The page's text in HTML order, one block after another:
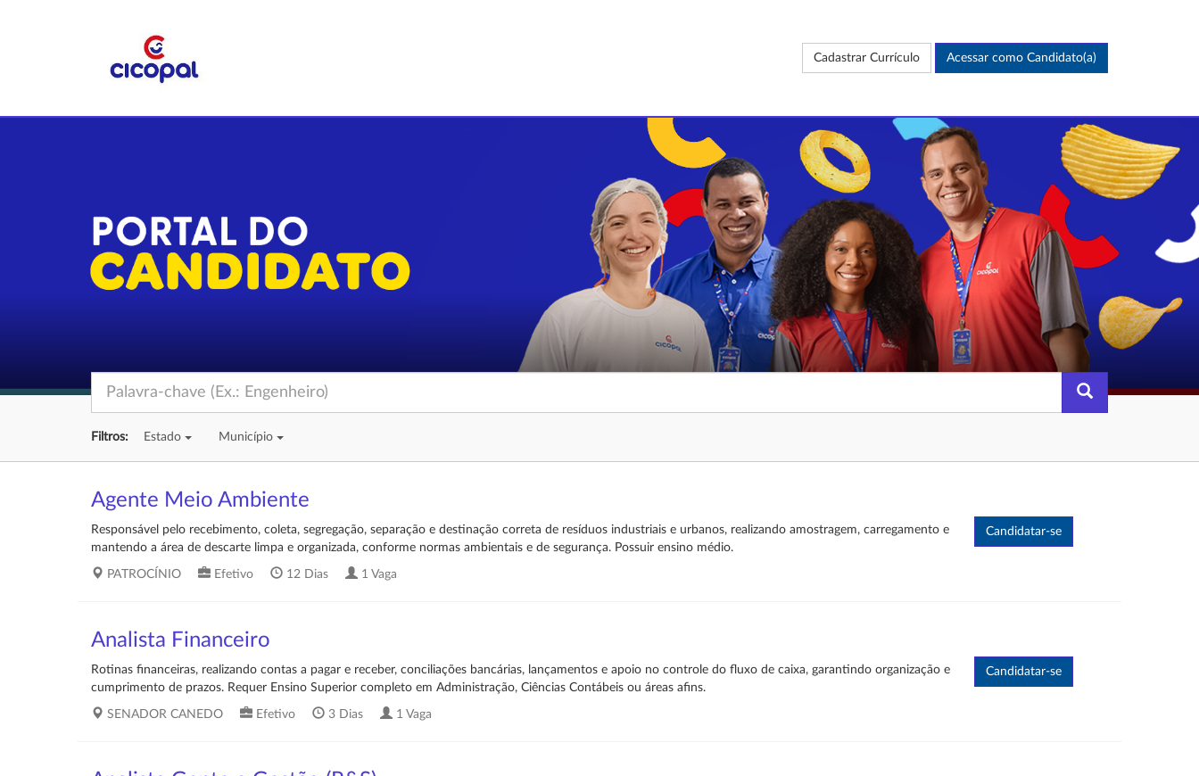
Cadastrar Currículo Acessar como Candidato(a)
Filtros: Estado Município
Agente Meio Ambiente
Responsável pelo recebimento, coleta, segregação, separação e destinação correta de resíduos industriais e urbanos, realizando amostragem, carregamento e
mantendo a área de descarte limpa e organizada, conforme normas ambientais e de segurança. Possuir ensino médio.
PATROCÍNIO Efetivo 12 Dias 1 Vaga
Analista Financeiro
Rotinas financeiras, realizando contas a pagar e receber, conciliações bancárias, lançamentos e apoio no controle do fluxo de caixa, garantindo organização e
cumprimento de prazos. Requer Ensino Superior completo em Administração, Ciências Contábeis ou áreas afins.
SENADOR CANEDO Efetivo 3 Dias 1 Vaga